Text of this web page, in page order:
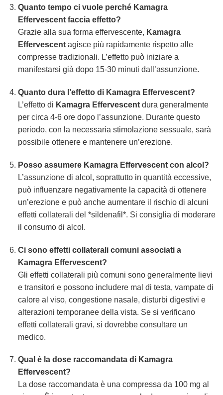
Quanto tempo ci vuole perché Kamagra
Effervescentfaccia effetto?
Grazie alla sua forma effervescente, Kamagra
Effervescentagisce più rapidamente rispetto alle
compresse tradizionali. L’effetto può iniziare a
manifestarsi già dopo 15-30 minuti dall’assunzione.
Quanto dura l’effetto di Kamagra Effervescent?
L’effetto di Kamagra Effervescentdura generalmente
per circa 4-6 ore dopo l’assunzione. Durante questo
periodo, con la necessaria stimolazione sessuale, sarà
possibile ottenere e mantenere un’erezione.
Posso assumere Kamagra Effervescentcon alcol?
L’assunzione di alcol, soprattutto in quantità eccessive,
può influenzare negativamente la capacità di ottenere
un’erezione e può anche aumentare il rischio di alcuni
effetti collaterali del *sildenafil*. Si consiglia di moderare
il consumo di alcol.
Ci sono effetti collaterali comuni associati a
Kamagra Effervescent?
Gli effetti collaterali più comuni sono generalmente lievi
e transitori e possono includere mal di testa, vampate di
calore al viso, congestione nasale, disturbi digestivi e
alterazioni temporanee della vista. Se si verificano
effetti collaterali gravi, si dovrebbe consultare un
medico.
Qual è la dose raccomandata di Kamagra
Effervescent?
La dose raccomandata è una compressa da 100 mg al